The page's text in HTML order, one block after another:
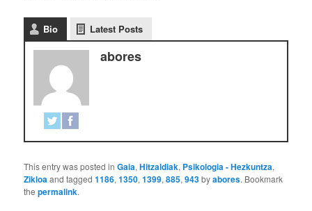
Bio Latest Posts
abores
This entry was posted inGaia,Hitzaldiak, Psikologia - Hezkuntza,
Zikloaand tagged1186,1350,1399,885,943byabores. Bookmark
thepermalink.